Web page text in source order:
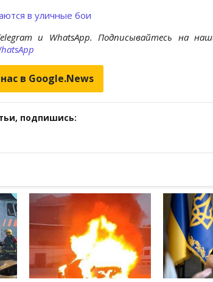
в уличные бои
и WhatsApp. Подписывайтесь на
в Google.News
подпишись: